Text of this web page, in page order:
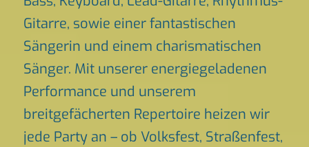
Gitarre, sowie einer fantastischen
Sängerin und einem charismatischen
Sänger. Mit unserer energiegeladenen
Performance und unserem
breitgefächerten Repertoire heizen wir
jede Party an – ob Volksfest, Straßenfest,